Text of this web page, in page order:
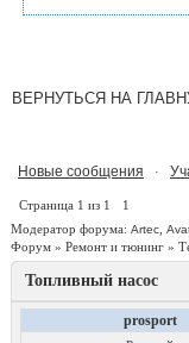
ВЕРНУТЬСЯ НА
Новые сообщения ·
Страница 1 из 1
1
Модератор форума: Artec
Форум » Ремонт и тюнинг »
Топливный насос
prosport